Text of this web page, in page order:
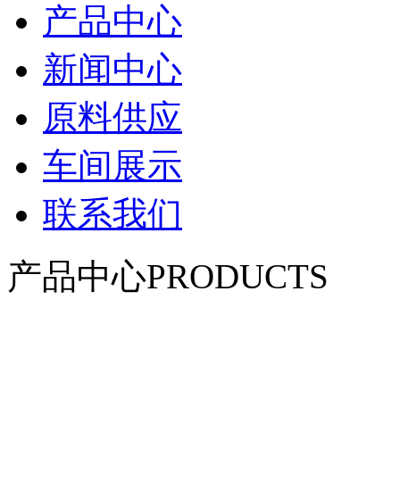
产品中心
新闻中心
原料供应
车间展示
联系我们
产品中心PRODUCTS